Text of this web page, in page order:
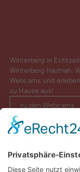
Winterberg in Echtzeit
Winterberg hautnah:
Webcams und
zu Hause aus!
zu den Webcams